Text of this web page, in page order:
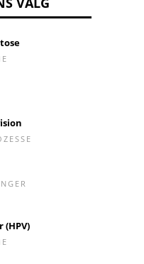
(HPV)